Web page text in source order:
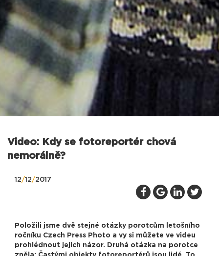
Video: Kdy se fotoreportér chová
nemorálně?
12/12/2017
Položili jsme dvě stejné otázky porotcům letošního
ročníku Czech Press Photo a vy si můžete ve videu
prohlédnout jejich názor. Druhá otázka na porotce